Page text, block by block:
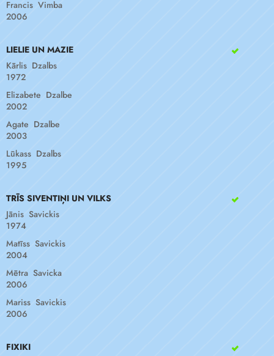
Francis Vimba
2006
LIELIE UN MAZIE
Kārlis Dzalbs
1972
Elizabete Dzalbe
2002
Agate Dzalbe
2003
Lūkass Dzalbs
1995
TRĪS SIVENTIŅI UN VILKS
Jānis Savickis
1974
Matīss Savickis
2004
Mētra Savicka
2006
Mariss Savickis
2006
FIXIKI